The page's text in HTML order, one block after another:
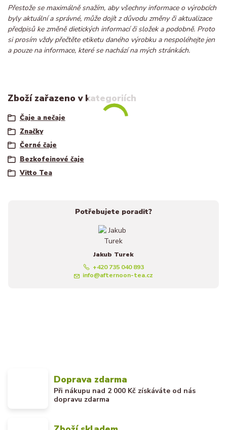
Přestože se maximálně snažím, aby všechny informace o výrobcích
byly aktuální a správné, může dojít z důvodu změny či aktualizace
předpisů ke změně dietických informací či složek a podobně. Proto
si prosím vždy přečtěte etiketu daného výrobku a nespoléhejte jen
a pouze na informace, které se nachází na mých stránkách.
Zboží zařazeno v kategoriích
Čaje a nečaje
Značky
Černé čaje
Bezkofeinové čaje
Vitto Tea
Potřebujete poradit?
Jakub Turek
+420 735 040 893
info@afternoon-tea.cz
Doprava zdarma
Při nákupu nad 2 000 Kč získáváte od nás
dopravu zdarma